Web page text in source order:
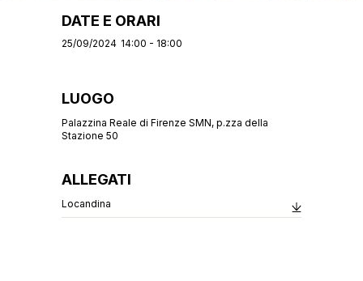
DATE E ORARI
25/09/2024 14:00 - 18:00
LUOGO
Palazzina Reale di Firenze SMN, p.zza della
Stazione 50
ALLEGATI
Locandina